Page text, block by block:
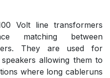
Volt line transformers
matching between
They are used for
allowing them to
where long cableruns